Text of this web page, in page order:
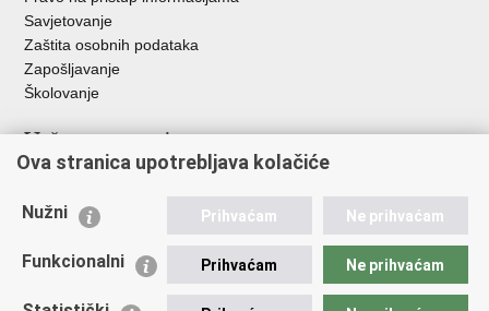
Savjetovanje
Zaštita osobnih podataka
Zapošljavanje
Školovanje
Važne poveznice
Ministarstvo unutarnjih poslova
Udruge
Policijska akademija
Ova stranica upotrebljava kolačiće
Nužni Prihvaćam Ne prihvaćam
Funkcionalni Prihvaćam Ne prihvaćam